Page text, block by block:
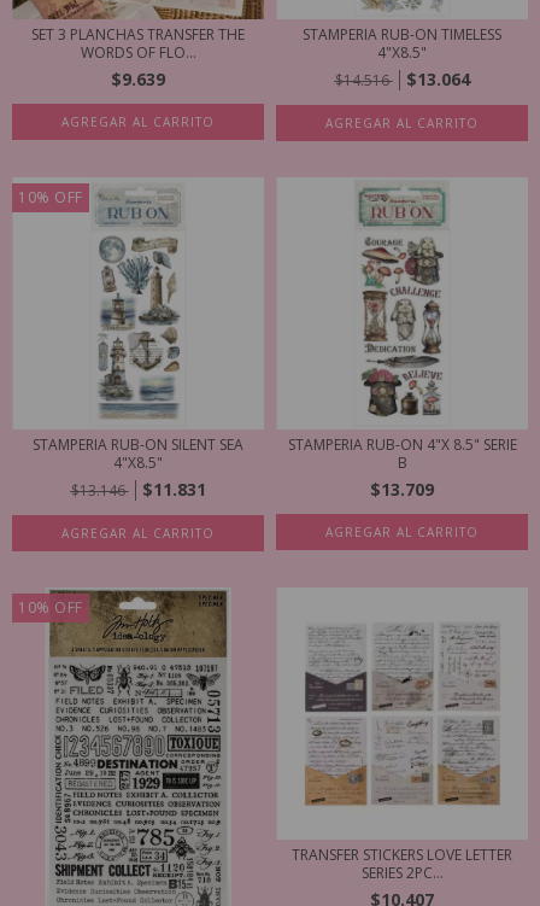
SET 3 PLANCHAS TRANSFER THE
WORDS OF FLO...
$9.639
AGREGAR AL CARRITO
STAMPERIA RUB-ON TIMELESS
4"X8.5"
$14.516
$13.064
AGREGAR AL CARRITO
10% OFF
STAMPERIA RUB-ON SILENT SEA
4"X8.5"
$13.146
$11.831
AGREGAR AL CARRITO
STAMPERIA RUB-ON 4"X 8.5" SERIE
B
$13.709
AGREGAR AL CARRITO
10% OFF
TRANSFER STICKERS LOVE LETTER
SERIES 2PC...
$10.407